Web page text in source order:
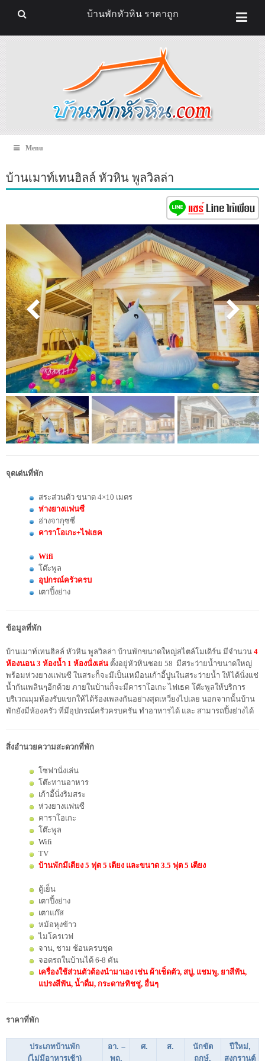
Menu
บ้านเมาท์เทนฮิลล์ หัวหิน พูลวิลล่า
จุดเด่นที่พัก
สระส่วนตัว ขนาด 4×10 เมตร
ห่างยางแฟนซี
อ่างจากุซซี่
คาราโอเกะ+ไฟเธค
Wifi
โต๊ะพูล
อุปกรณ์ครัวครบ
เตาปิ้งย่าง
ข้อมูลที่พัก
บ้านเมาท์เทนฮิลล์ หัวหิน พูลวิลล่า บ้านพักขนาดใหญ่สไตล์โมเดิร์น มีจำนวน 4
ห้องนอน 3 ห้องน้ำ 1 ห้องนั่งเล่น ตั้งอยู่หัวหินซอย 58 มีสระว่ายน้ำขนาดใหญ่
พร้อมห่วงยางแฟนซี ในสระก็จะมีเป็นเหมือนเก้าอี้ปูนในสระว่ายน้ำ ให้ได้นั่งแช่
น้ำกันเพลินๆอีกด้วย ภายในบ้านก็จะมีคาราโอเกะ ไฟเธค โต๊ะพูลให้บริการ
บริเวณมุมห้องรับแขกให้ได้ร้องเพลงกันอย่างสุดเหวี่ยงไปเลย นอกจากนั้นบ้าน
พักยังมีห้องครัว ที่มีอุปกรณ์ครัวครบครัน ทำอาหารได้ และ สามารถปิ้งย่างได้
สิ่งอำนวยความสะดวกที่พัก
โซฟานั่งเล่น
โต๊ะทานอาหาร
เก้าอี้นั่งริมสระ
ห่วงยางแฟนซี
คาราโอเกะ
โต๊ะพูล
Wifi
TV
บ้านพักมีเตียง 5 ฟุต 5 เตียง และขนาด 3.5 ฟุต 5 เตียง
ตู้เย็น
เตาปิ้งย่าง
เตาแก๊ส
หม้อหุงข้าว
ไมโครเวฟ
จาน, ชาม ช้อนครบชุด
จอดรถในบ้านได้ 6-8 คัน
เครื่องใช้ส่วนตัวต้องนำมาเอง เช่น ผ้าเช็ดตัว, สบู่, แชมพู, ยาสีฟัน,
แปรงสีฟัน, น้ำดื่ม, กระดาษทิชชู่, อื่นๆ
ราคาที่พัก
ประเภทบ้านพัก
(ไม่มีอาหารเช้า)
อา. –
พฤ.
ศ. ส.
นักขัต
ฤกษ์,
ปีใหม่,
สงกรานต์
บ้านพักหัวหิน ราคาถูก